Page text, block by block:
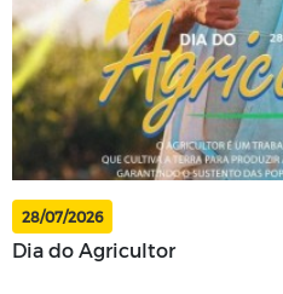
28/07/2026
Dia do Agricultor